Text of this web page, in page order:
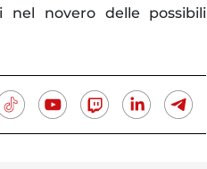
nel novero delle possibili